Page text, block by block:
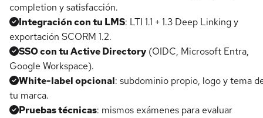
completion y satisfacción.
Integración con tu LMS: LTI 1.1 + 1.3 Deep Linking y
exportación SCORM 1.2.
SSO con tu Active Directory (OIDC, Microsoft Entra,
Google Workspace).
White-label opcional: subdominio propio, logo y tema
tu marca.
Pruebas técnicas: mismos exámenes para evaluar